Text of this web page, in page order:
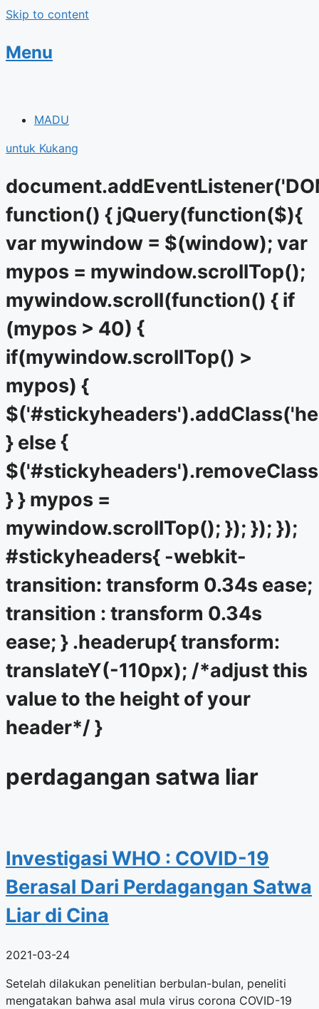
Skip to content
Menu
MADU
untuk Kukang
function() { jQuery(function($){
var mywindow = $(window); var
mypos = mywindow.scrollTop();
mywindow.scroll(function() { if
(mypos > 40) {
if(mywindow.scrollTop() >
mypos) {
} else {
} } mypos =
mywindow.scrollTop(); }); }); });
#stickyheaders{ -webkit-
transition: transform 0.34s ease;
transition : transform 0.34s
ease; } .headerup{ transform:
translateY(-110px); /*adjust this
value to the height of your
header*/ }
perdagangan satwa liar
Investigasi WHO : COVID-19
Berasal Dari Perdagangan Satwa
Liar di Cina
2021-03-24
Setelah dilakukan penelitian berbulan-bulan, peneliti
mengatakan bahwa asal mula virus corona COVID-19